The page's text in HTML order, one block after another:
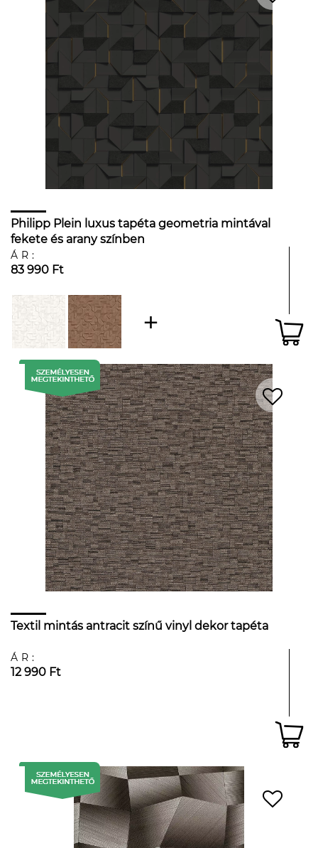
Philipp Plein luxus tapéta geometria mintával
fekete és arany színben
ÁR:
83 990 Ft
Textil mintás antracit színű vinyl dekor tapéta
ÁR:
12 990 Ft